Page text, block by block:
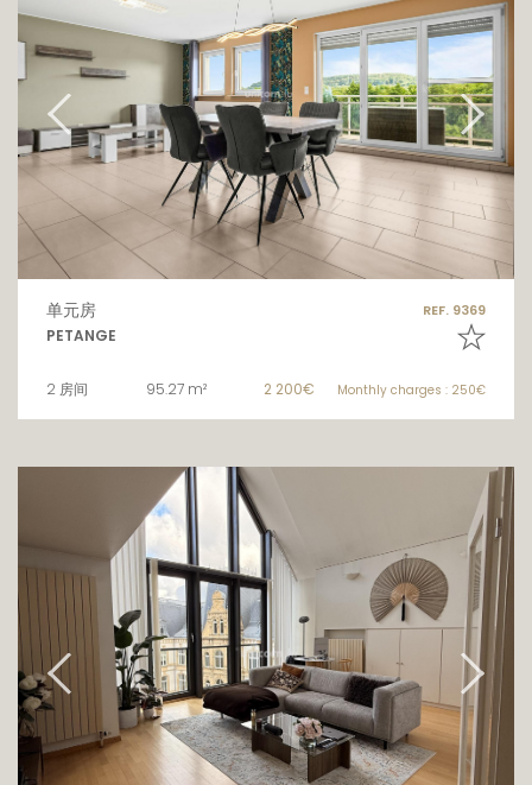
单元房 REF. 9369
PETANGE
2 房间 95.27 m² 2 200€ Monthly charges : 250€